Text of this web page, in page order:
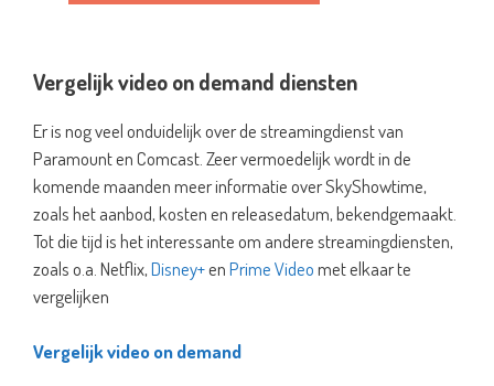
Vergelijk video on demand diensten
Er is nog veel onduidelijk over de streamingdienst van
Paramount en Comcast. Zeer vermoedelijk wordt in de
komende maanden meer informatie over SkyShowtime,
zoals het aanbod, kosten en releasedatum, bekendgemaakt.
Tot die tijd is het interessante om andere streamingdiensten,
zoals o.a. Netflix,Disney+enPrime Videomet elkaar te
vergelijken
Vergelijk video on demand